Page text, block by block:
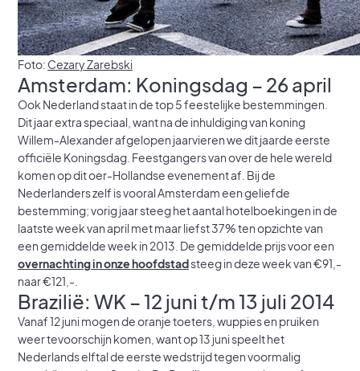
Foto: Cezary Zarebski
Amsterdam: Koningsdag – 26 april
Ook Nederland staat in de top 5 feestelijke bestemmingen.
Dit jaar extra speciaal, want na de inhuldiging van koning
Willem-Alexander afgelopen jaarvieren we dit jaarde eerste
officiële Koningsdag. Feestgangers van over de hele wereld
komen op dit oer-Hollandse evenement af. Bij de
Nederlanders zelf is vooral Amsterdam een geliefde
bestemming; vorig jaar steeg het aantal hotelboekingen in de
laatste week van april met maar liefst 37% ten opzichte van
een gemiddelde week in 2013. De gemiddelde prijs voor een
overnachting in onze hoofdstadsteeg in deze week van €91,-
naar €121,-.
Brazilië: WK – 12 juni t/m 13 juli 2014
Vanaf 12 juni mogen de oranje toeters, wuppies en pruiken
weer tevoorschijn komen, want op 13 juni speelt het
Nederlands elftal de eerste wedstrijd tegen voormalig